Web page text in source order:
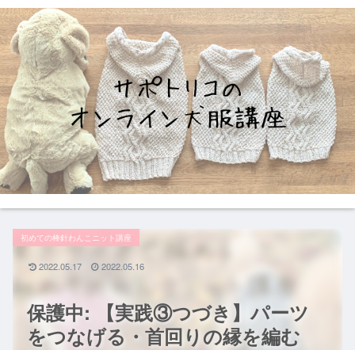
保護中: 【実践③つづき】パーツ
をつなげる・首回りの縁を編む
初めての棒針わんこニット講座
2022.05.17 2022.05.16